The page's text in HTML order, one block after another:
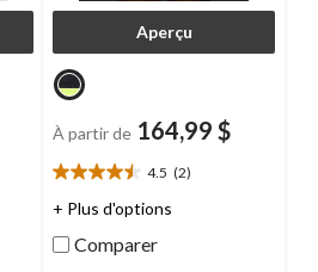
Aperçu
À partir de 164,99 $
4.5 (2)
4.5
étoile(s)
5.
+ Plus d'options
Comparer